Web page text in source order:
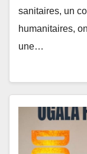
sanitaires, un
humanitaires,
une…